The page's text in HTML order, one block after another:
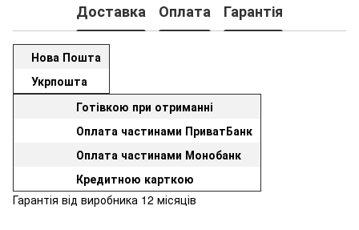
Доставка Оплата Гарантія
Нова Пошта
Укрпошта
Готівкою при отриманні
Оплата частинами ПриватБанк
Оплата частинами Монобанк
Кредитною карткою
Гарантія від виробника 12 місяців